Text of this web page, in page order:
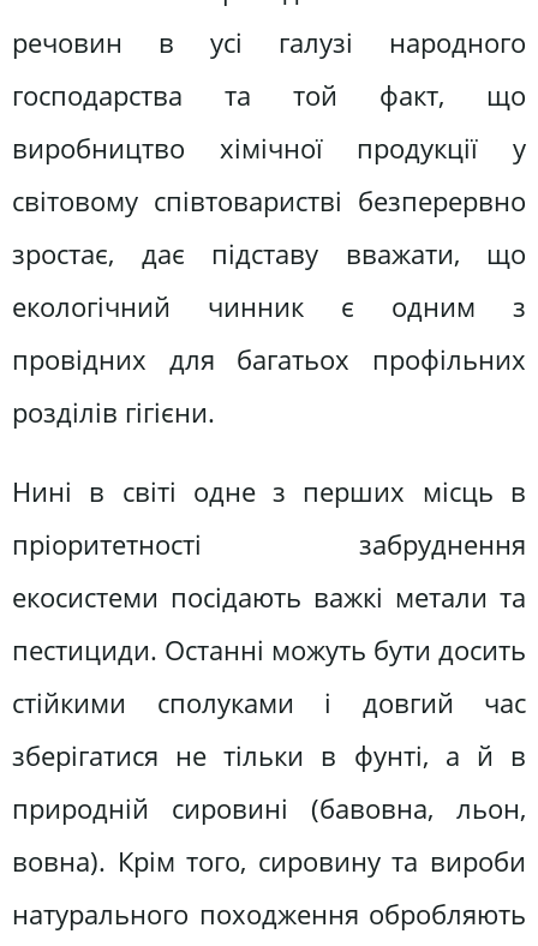
речовин в усі галузі народного
господарства та той факт, що
виробництво хімічної продукції у
світовому співтоваристві безперервно
зростає, дає підставу вважати, що
екологічний чинник є одним з
провідних для багатьох профільних
розділів гігієни.
Нині в світі одне з перших місць в
пріоритетності забруднення
екосистеми посідають важкі метали та
пестициди. Останні можуть бути досить
стійкими сполуками і довгий час
зберігатися не тільки в фунті, а й в
природній сировині (бавовна, льон,
вовна). Крім того, сировину та вироби
натурального походження обробляють